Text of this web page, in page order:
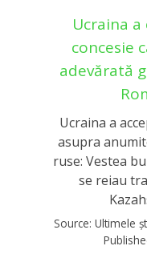
Ucraina
concesie
adevărată
Ucraina a
asupra
ruse: Vestea
se reiau
Source: Ultimele